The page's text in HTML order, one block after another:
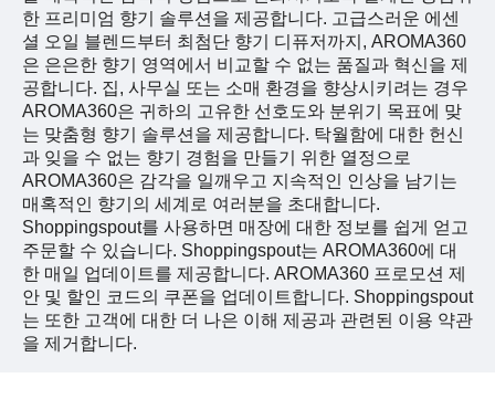
한 프리미엄 향기 솔루션을 제공합니다. 고급스러운 에센
셜 오일 블렌드부터 최첨단 향기 디퓨저까지, AROMA360
은 은은한 향기 영역에서 비교할 수 없는 품질과 혁신을 제
공합니다. 집, 사무실 또는 소매 환경을 향상시키려는 경우
AROMA360은 귀하의 고유한 선호도와 분위기 목표에 맞
는 맞춤형 향기 솔루션을 제공합니다. 탁월함에 대한 헌신
과 잊을 수 없는 향기 경험을 만들기 위한 열정으로
AROMA360은 감각을 일깨우고 지속적인 인상을 남기는
매혹적인 향기의 세계로 여러분을 초대합니다.
Shoppingspout를 사용하면 매장에 대한 정보를 쉽게 얻고
주문할 수 있습니다. Shoppingspout는 AROMA360에 대
한 매일 업데이트를 제공합니다. AROMA360 프로모션 제
안 및 할인 코드의 쿠폰을 업데이트합니다. Shoppingspout
는 또한 고객에 대한 더 나은 이해 제공과 관련된 이용 약관
을 제거합니다.